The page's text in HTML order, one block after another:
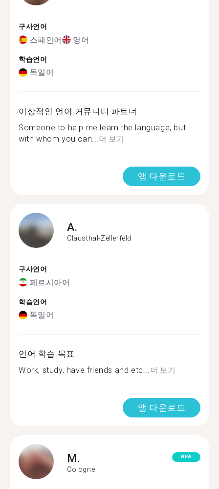
구사언어
스페인어 영어
학습언어
독일어
이상적인 언어 커뮤니티 파트너
Someone to help me learn the language, but
with whom you can...더 보기
앱 다운로드
A.
Clausthal-Zellerfeld
구사언어
페르시아어
학습언어
독일어
언어 학습 목표
Work, study, have friends and etc...더 보기
앱 다운로드
M.
Cologne
NEW